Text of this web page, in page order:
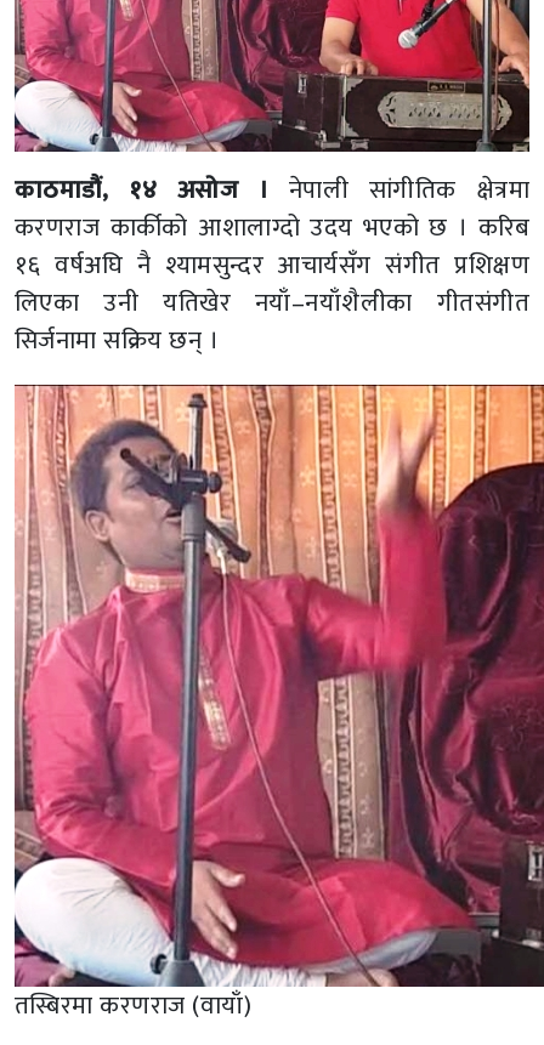
काठमाडौं, १४ असोज । नेपाली सांगीतिक क्षेत्रमा
करणराज कार्कीको आशालाग्दो उदय भएको छ । करिब
१६ वर्षअघि नै श्यामसुन्दर आचार्यसँग संगीत प्रशिक्षण
लिएका उनी यतिखेर नयाँ–नयाँशैलीका गीतसंगीत
सिर्जनामा सक्रिय छन् ।
तस्बिरमा करणराज (वायाँ)